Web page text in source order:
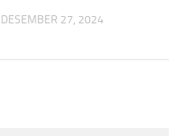
DESEMBER 27, 2024